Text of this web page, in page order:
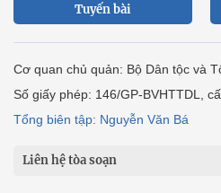
Tuyến bài
Cơ quan chủ quản: Bộ Dân tộc và
Số giấy phép: 146/GP-BVHTTDL,
Tổng biên tập: Nguyễn Văn Bá
Liên hệ tòa soạn